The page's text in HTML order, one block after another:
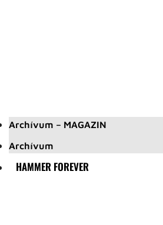
Archívum – MAGAZIN
Archívum
HAMMER FOREVER